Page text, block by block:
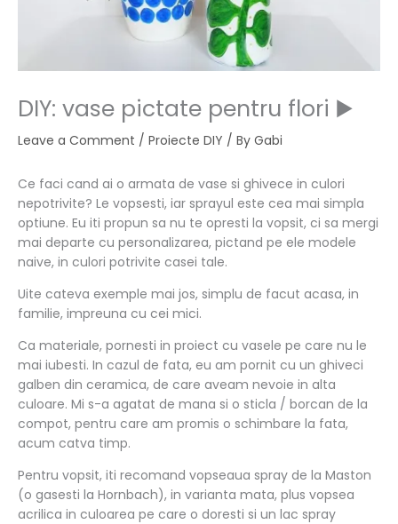
DIY: vase pictate pentru flori ▶️
Leave a Comment / Proiecte DIY / By Gabi
Ce faci cand ai o armata de vase si ghivece in culori
nepotrivite? Le vopsesti, iar sprayul este cea mai simpla
optiune. Eu iti propun sa nu te opresti la vopsit, ci sa mergi
mai departe cu personalizarea, pictand pe ele modele
naive, in culori potrivite casei tale.
Uite cateva exemple mai jos, simplu de facut acasa, in
familie, impreuna cu cei mici.
Ca materiale, pornesti in proiect cu vasele pe care nu le
mai iubesti. In cazul de fata, eu am pornit cu un ghiveci
galben din ceramica, de care aveam nevoie in alta
culoare. Mi s-a agatat de mana si o sticla / borcan de la
compot, pentru care am promis o schimbare la fata,
acum catva timp.
Pentru vopsit, iti recomand vopseaua spray de la Maston
(o gasesti la Hornbach), in varianta mata, plus vopsea
acrilica in culoarea pe care o doresti si un lac spray